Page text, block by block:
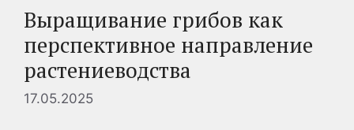
Выращивание грибов как
перспективное направление
растениеводства
17.05.2025